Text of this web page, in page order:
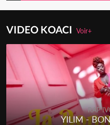
VIDEO KOACIVoir+
RAP
YILIM -